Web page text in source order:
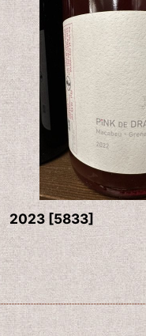
2023[5833]